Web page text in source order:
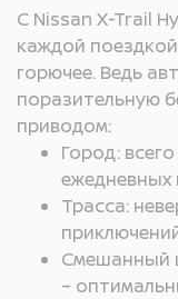
С Nissan X-Trail
каждой
горючее. Ведь
поразительную
приводом:
Город:
ежедневных
Трасса:
Смешанный
–